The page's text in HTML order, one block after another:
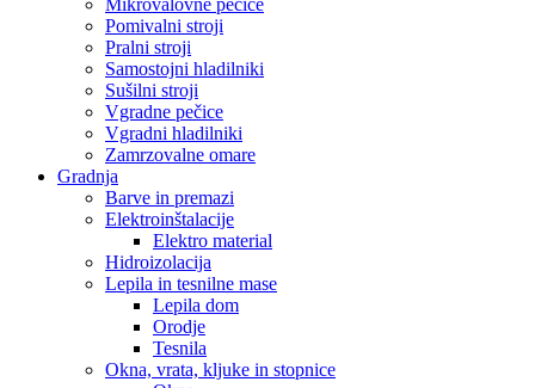
Mikrovalovne pečice
Pomivalni stroji
Pralni stroji
Samostojni hladilniki
Sušilni stroji
Vgradne pečice
Vgradni hladilniki
Zamrzovalne omare
Gradnja
Barve in premazi
Elektroinštalacije
Elektro material
Hidroizolacija
Lepila in tesnilne mase
Lepila dom
Orodje
Tesnila
Okna, vrata, kljuke in stopnice